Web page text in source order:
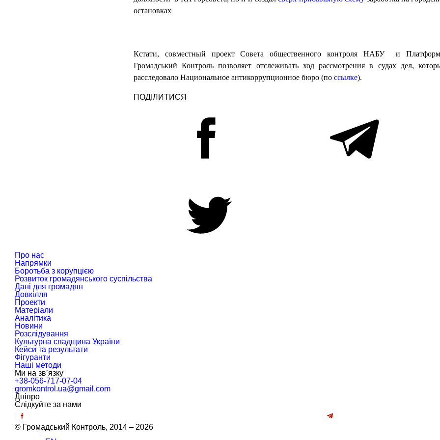
остановках
Кстати, совместный проект Совета общественного контроля НАБУ и
Громадський Контроль позволяет отслеживать ход рассмотрения в судах дел,
расследовало Национальное антикоррупционное бюро (по ссылке).
ПОДІЛИТИСЯ
Про нас
Напрямки
Боротьба з корупцією
Розвиток громадянського суспільства
Дані для громадян
Довкілля
Проекти
Матеріали
Аналітика
Новини
Розслідування
Культурна спадщина України
Кейси та результати
Фігуранти
Наші методи
Ми на зв’язку
+38-056-717-07-04
gromkontrol.ua@gmail.com
Дніпро
Слiдкуйте за нами
© Громадський Контроль, 2014 – 2026